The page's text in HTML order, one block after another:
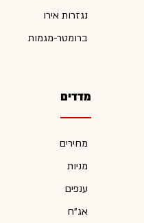
נגזרות אירו
ברומטר-מגמות
מדדים
מחירים
מניות
ענפים
אג"ח